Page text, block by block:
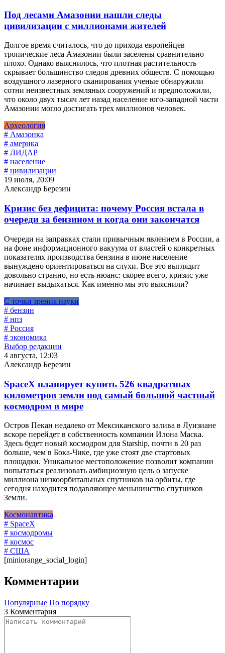
Под лесами Амазонии нашли следы
цивилизации с миллионами жителей
Долгое время считалось, что до прихода европейцев
тропические леса Амазонии были заселены сравнительно
плохо. Однако выяснилось, что плотная растительность
скрывает большинство следов древних обществ. С помощью
воздушного лазерного сканирования ученые обнаружили
сотни неизвестных земляных сооружений и предположили,
что около двух тысяч лет назад население юго-западной части
Амазонии могло достигать трех миллионов человек.
Археология
# Амазонка
# америка
# ЛИДАР
# население
# цивилизации
19 июля, 20:09
Александр Березин
Кризис без дефицита: почему Россия встала в
очереди за бензином и когда они закончатся
Очереди на заправках стали привычным явлением в России, а
на фоне информационного вакуума от властей о конкретных
показателях производства бензина в июне население
вынуждено ориентироваться на слухи. Все это выглядит
довольно странно, но есть нюанс: скорее всего, кризис уже
начинает выдыхаться. Как именно мы это выяснили?
С точки зрения науки
# бензин
# нпз
# Россия
# экономика
Выбор редакции
4 августа, 12:03
Александр Березин
SpaceX планирует купить 526 квадратных
километров земли под самый большой частный
космодром в мире
Остров Пекан недалеко от Мексиканского залива в Луизиане
вскоре перейдет в собственность компании Илона Маска.
Здесь будет новый космодром для Starship, почти в 20 раз
больше, чем в Бока-Чике, где уже стоят две стартовых
площадки. Уникальное местоположение позволит компании
попытаться реализовать амбициозную цель о запуске
миллиона низкоорбитальных спутников на орбиты, где
сегодня находится подавляющее меньшинство спутников
Земли.
Космонавтика
# SpaceX
# космодромы
# космос
# США
[miniorange_social_login]
Комментарии
Популярные По порядку
3 Комментария